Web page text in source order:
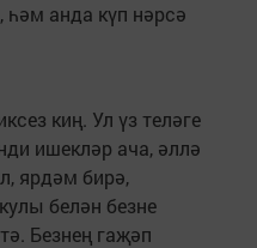
анда күп нәрсә
киң. Ул үз теләге
ишекләр ача, әллә
ярдәм бирә,
белән безне
Безнең гаҗәп